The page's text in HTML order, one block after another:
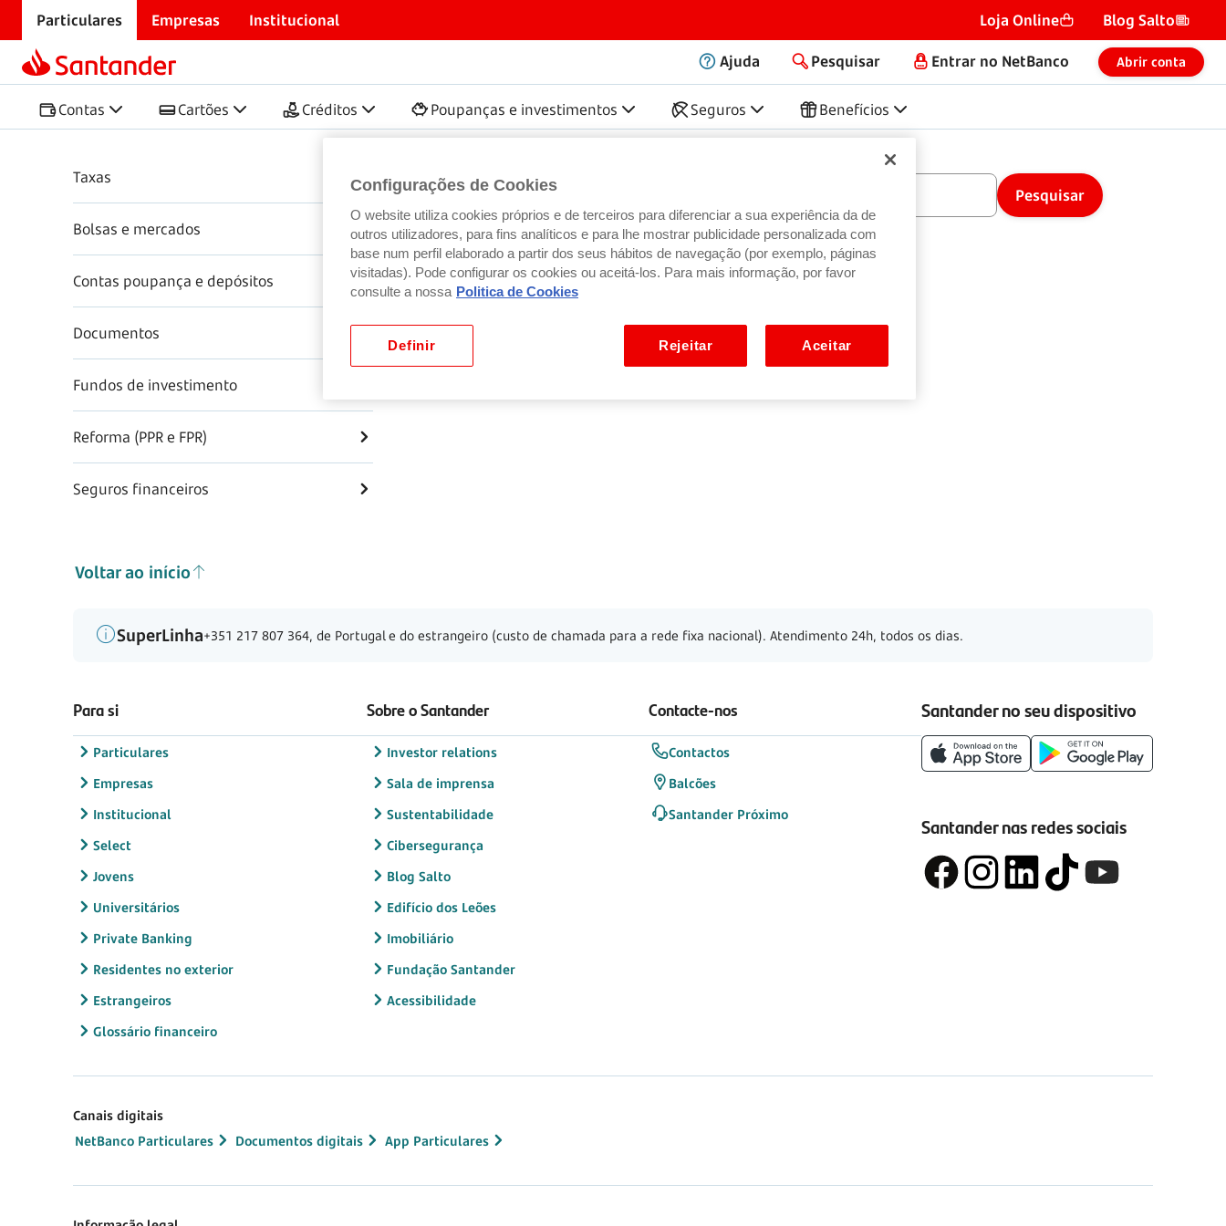
Particulares Empresas Institucional Loja Online Blog Salto
Ajuda Pesquisar Entrar no NetBanco Abrir conta
Contas Cartões Créditos Poupanças e investimentos Seguros Benefícios
Início Centro de Ajuda Poupança e Investimento
Poupança e Investimento
Taxas
Bolsas e mercados
Contas poupança e depósitos
Documentos
Fundos de investimento
Reforma (PPR e FPR)
Seguros financeiros
Voltar ao início
SuperLinha+351 217 807 364, de Portugal e do estrangeiro (custo de chamada para a rede fixa nacional). Atendimento 24h, todos os dias.
Para si
Particulares
Empresas
Institucional
Select
Jovens
Universitários
Private Banking
Residentes no exterior
Estrangeiros
Glossário financeiro
Sobre o Santander
Investor relations
Sala de imprensa
Sustentabilidade
Cibersegurança
Blog Salto
Edifício dos Leões
Imobiliário
Fundação Santander
Acessibilidade
Contacte-nos
Contactos
Balcões
Santander Próximo
Santander no seu dispositivo
Santander nas redes sociais
Canais digitais
NetBanco Particulares
Documentos digitais App Particulares
Configurações de Cookies
O website utiliza cookies próprios e de terceiros para diferenciar a sua experiência da de
outros utilizadores, para fins analíticos e para lhe mostrar publicidade personalizada com
base num perfil elaborado a partir dos seus hábitos de navegação (por exemplo, páginas
visitadas). Pode configurar os cookies ou aceitá-los. Para mais informação, por favor
consulte a nossa Politica de Cookies
Definir Rejeitar Aceitar